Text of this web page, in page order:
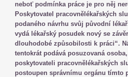
neboť podmínka práce je pro něj
Poskytovatel pracovnělékařských
podaného návrhu svůj původní
vydá lékařský posudek nový se
dlouhodobé způsobilosti k práci“.
tentokrát podává posuzovaná
poskytovateli pracovnělékařských
postoupen správnímu orgánu tímto